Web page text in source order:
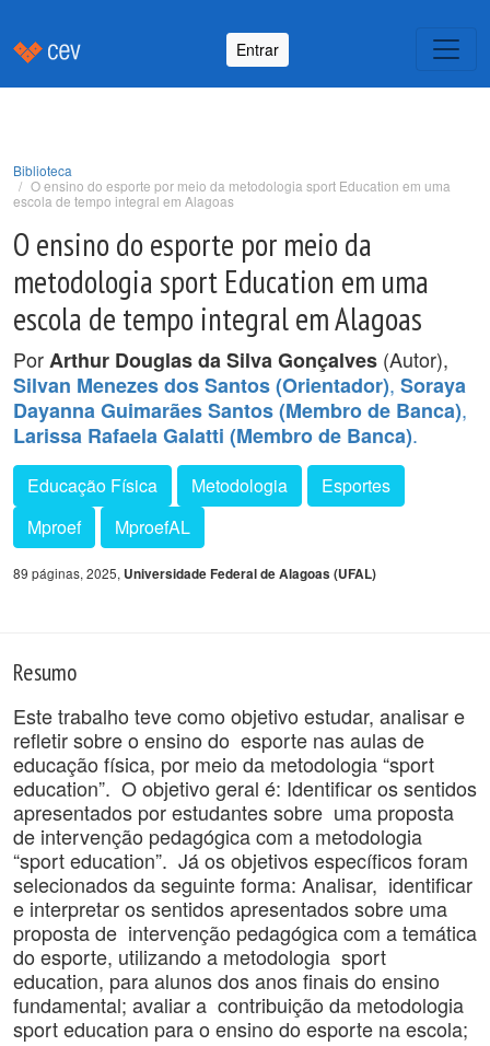
Entrar
Biblioteca
O ensino do esporte por meio da metodologia sport Education em uma
escola de tempo integral em Alagoas
O ensino do esporte por meio da
metodologia sport Education em uma
escola de tempo integral em Alagoas
PorArthur Douglas da Silva Gonçalves (Autor),
Silvan Menezes dos Santos (Orientador), Soraya
Dayanna Guimarães Santos (Membro de Banca),
Larissa Rafaela Galatti (Membro de Banca).
Educação Física Metodologia
Esportes
Mproef
MproefAL
89 páginas, 2025, Universidade Federal de Alagoas (UFAL)
Resumo
Este trabalho teve como objetivo estudar, analisar e
refletir sobre o ensino do esporte nas aulas de
educação física, por meio da metodologia “sport
education”. O objetivo geral é: Identificar os sentidos
apresentados por estudantes sobre uma proposta
de intervenção pedagógica com a metodologia
“sport education”. Já os objetivos específicos foram
selecionados da seguinte forma: Analisar, identificar
e interpretar os sentidos apresentados sobre uma
proposta de intervenção pedagógica com a temática
do esporte, utilizando a metodologia sport
education, para alunos dos anos finais do ensino
fundamental; avaliar a contribuição da metodologia
sport education para o ensino do esporte na escola;